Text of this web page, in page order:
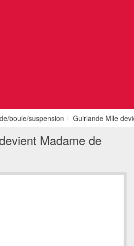
boule/suspension Guirlande Mlle
Madame de